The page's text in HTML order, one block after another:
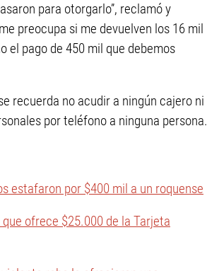
para otorgarlo”, reclamó y
preocupa si me devuelven los 16 mil
el pago de 450 mil que debemos
recuerda no acudir a ningún cajero ni
por teléfono a ninguna persona.
estafaron por $400 mil a un roquense
ofrece $25.000 de la Tarjeta